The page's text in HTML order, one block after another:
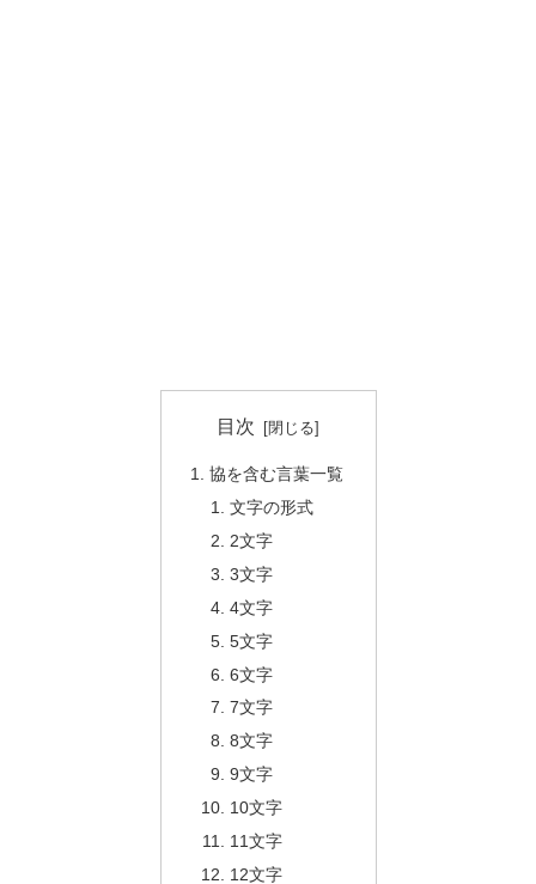
目次
協を含む言葉一覧
文字の形式
2文字
3文字
4文字
5文字
6文字
7文字
8文字
9文字
10文字
11文字
12文字